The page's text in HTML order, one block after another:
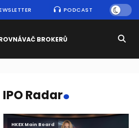
PODCAST
BROKERŮ
IPO Radar.
HKEX Main Board